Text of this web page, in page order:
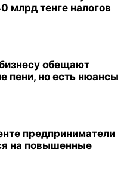
млрд тенге налогов
обещают
пени, но есть нюансы
предприниматели
на повышенные